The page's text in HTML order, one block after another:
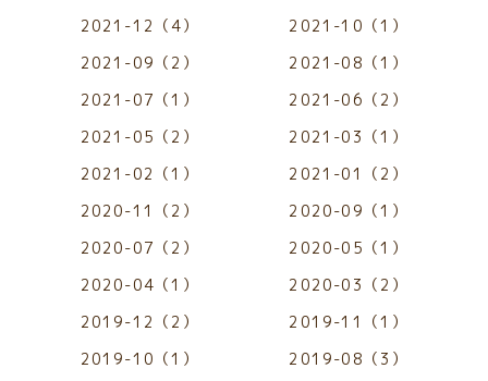
2021-12（4）
2021-10（1）
2021-09（2）
2021-08（1）
2021-07（1）
2021-06（2）
2021-05（2）
2021-03（1）
2021-02（1）
2021-01（2）
2020-11（2）
2020-09（1）
2020-07（2）
2020-05（1）
2020-04（1）
2020-03（2）
2019-12（2）
2019-11（1）
2019-10（1）
2019-08（3）